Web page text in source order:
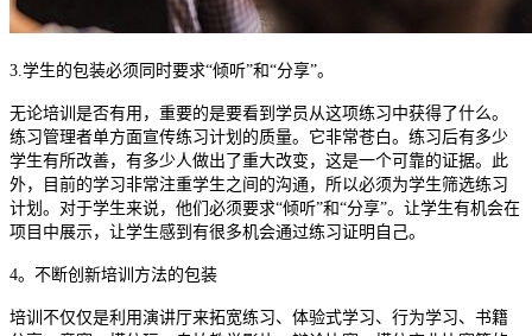
3. 学生的包装必须同时要求“倾听”和“分享”。
无论培训是否有用，重要的是要看到学员从这项练习中获得了什么。
练习管理者单方面宣传练习计划的质量。它非常苍白。练习后有多少
学生有所改善，有多少人做出了重大改变，这是一个可靠的证据。此
外，目前的学习非常注重学生之间的沟通，所以必须为学生筛选练习
计划。对于学生来说，他们必须要求“倾听”和“分享”。让学生有机会在
项目中展示，让学生感到有很多机会通过练习证明自己。
4。不断创新培训方法的包装
培训不仅仅是利用演讲厅来拓宽练习、体验式学习、行为学习、书籍